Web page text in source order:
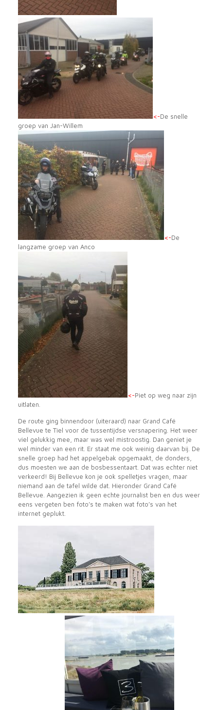
<-De snelle
groep van Jan-Willem
<-De
langzame groep van Anco
<-Piet op weg naar zijn
uitlaten.
De route ging binnendoor (uiteraard) naar Grand Café
Bellevue te Tiel voor de tussentijdse versnapering. Het weer
viel gelukkig mee, maar was wel mistroostig. Dan geniet je
wel minder van een rit. Er staat me ook weinig daarvan bij. De
snelle groep had het appelgebak opgemaakt, de donders,
dus moesten we aan de bosbessentaart. Dat was echter niet
verkeerd! Bij Bellevue kon je ook spelletjes vragen, maar
niemand aan de tafel wilde dat. Hieronder Grand Café
Bellevue. Aangezien ik geen echte journalist ben en dus weer
eens vergeten ben foto’s te maken wat foto’s van het
internet geplukt.